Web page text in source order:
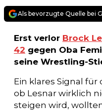
Als bevorzugte Quelle bei
Erst verlor Brock
42 gegen Oba
seine Wrestling-
Ein klares Signal für
ob Lesnar wirklich
steigen wird,